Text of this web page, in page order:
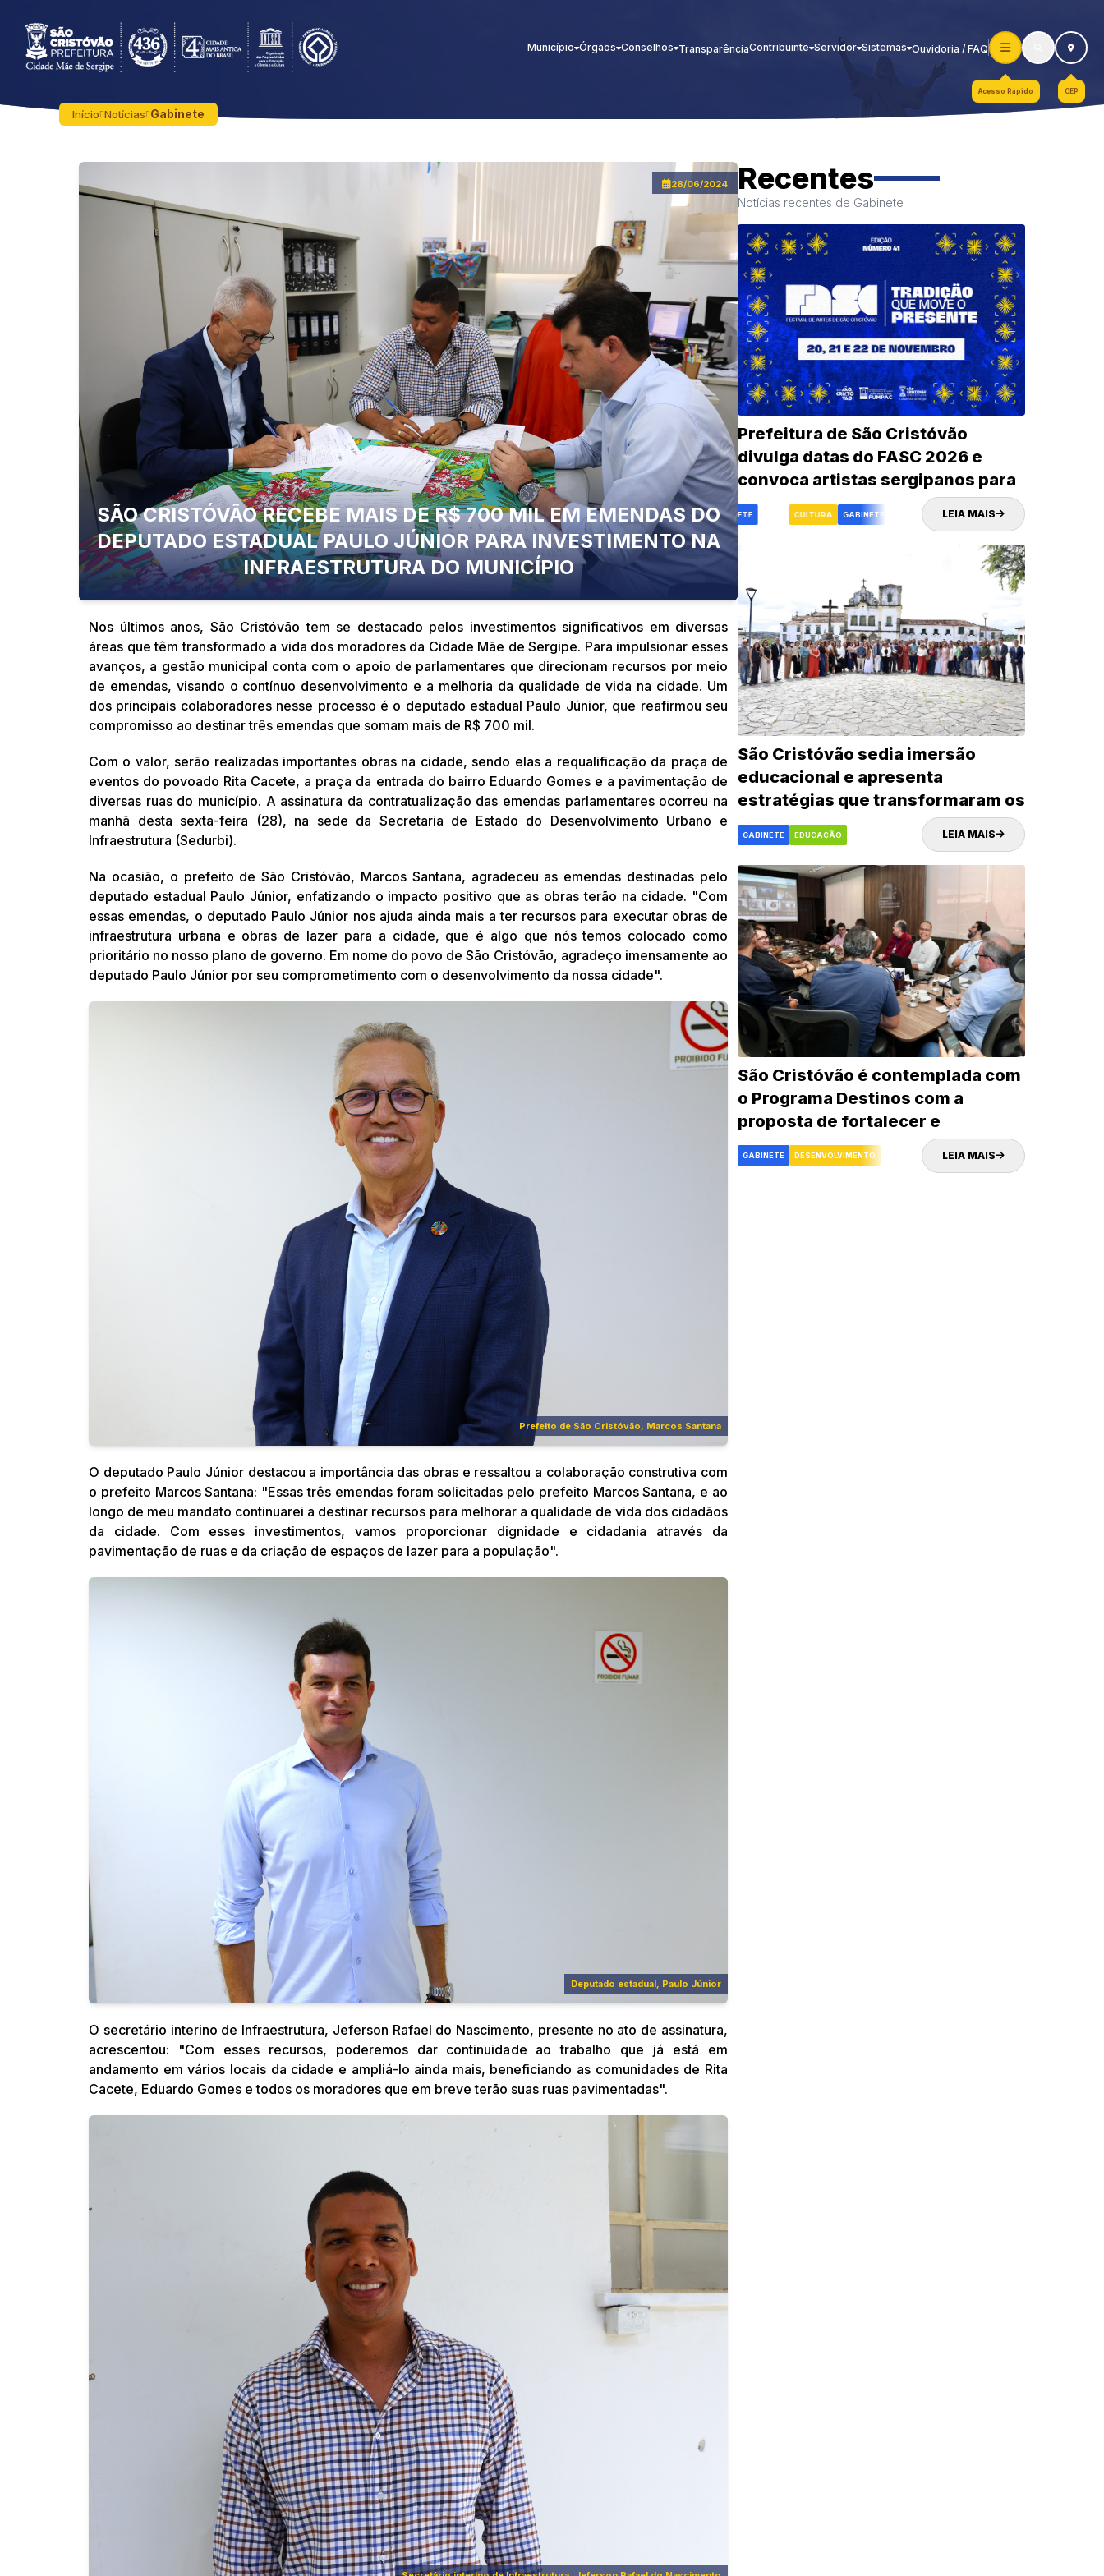
Município Órgãos Conselhos TransparênciaContribuinte Servidor Sistemas Ouvidoria / FAQ
Acesso Rápido CEP
Início Notícias Gabinete
28/06/2024
SÃO CRISTÓVÃO RECEBE MAIS DE R$ 700 MIL EM EMENDAS DO
DEPUTADO ESTADUAL PAULO JÚNIOR PARA INVESTIMENTO NA
INFRAESTRUTURA DO MUNICÍPIO
Nos últimos anos, São Cristóvão tem se destacado pelos investimentos significativos em diversas
áreas que têm transformado a vida dos moradores da Cidade Mãe de Sergipe. Para impulsionar esses
avanços, a gestão municipal conta com o apoio de parlamentares que direcionam recursos por meio
de emendas, visando o contínuo desenvolvimento e a melhoria da qualidade de vida na cidade. Um
dos principais colaboradores nesse processo é o deputado estadual Paulo Júnior, que reafirmou seu
compromisso ao destinar três emendas que somam mais de R$ 700 mil.
Com o valor, serão realizadas importantes obras na cidade, sendo elas a requalificação da praça de
eventos do povoado Rita Cacete, a praça da entrada do bairro Eduardo Gomes e a pavimentação de
diversas ruas do município. A assinatura da contratualização das emendas parlamentares ocorreu na
manhã desta sexta-feira (28), na sede da Secretaria de Estado do Desenvolvimento Urbano e
Infraestrutura (Sedurbi).
Na ocasião, o prefeito de São Cristóvão, Marcos Santana, agradeceu as emendas destinadas pelo
deputado estadual Paulo Júnior, enfatizando o impacto positivo que as obras terão na cidade. "Com
essas emendas, o deputado Paulo Júnior nos ajuda ainda mais a ter recursos para executar obras de
infraestrutura urbana e obras de lazer para a cidade, que é algo que nós temos colocado como
prioritário no nosso plano de governo. Em nome do povo de São Cristóvão, agradeço imensamente ao
deputado Paulo Júnior por seu comprometimento com o desenvolvimento da nossa cidade".
Prefeito de São Cristóvão, Marcos Santana
O deputado Paulo Júnior destacou a importância das obras e ressaltou a colaboração construtiva com
o prefeito Marcos Santana: "Essas três emendas foram solicitadas pelo prefeito Marcos Santana, e ao
longo de meu mandato continuarei a destinar recursos para melhorar a qualidade de vida dos cidadãos
da cidade. Com esses investimentos, vamos proporcionar dignidade e cidadania através da
pavimentação de ruas e da criação de espaços de lazer para a população".
Deputado estadual, Paulo Júnior
O secretário interino de Infraestrutura, Jeferson Rafael do Nascimento, presente no ato de assinatura,
acrescentou: "Com esses recursos, poderemos dar continuidade ao trabalho que já está em
andamento em vários locais da cidade e ampliá-lo ainda mais, beneficiando as comunidades de Rita
Cacete, Eduardo Gomes e todos os moradores que em breve terão suas ruas pavimentadas".
Recentes
Notícias recentes de Gabinete
Prefeitura de São Cristóvão
divulga datas do FASC 2026 e
convoca artistas sergipanos para
credenciamento
GABINETE CULTURA GABINETE CULTURALEIA MAIS
São Cristóvão sedia imersão
educacional e apresenta
estratégias que transformaram os
indicadores da rede municipal
GABINETE EDUCAÇÃO LEIA MAIS
São Cristóvão é contemplada com
o Programa Destinos com a
proposta de fortalecer e
impulsionar o turismo e
desenvolvimento econômico da
GABINETE DESENVOLVIMENTO LEIA MAIS